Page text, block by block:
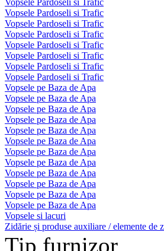
Vopsele Pardoseli si Trafic
Vopsele Pardoseli si Trafic
Vopsele Pardoseli si Trafic
Vopsele Pardoseli si Trafic
Vopsele Pardoseli si Trafic
Vopsele Pardoseli si Trafic
Vopsele Pardoseli si Trafic
Vopsele Pardoseli si Trafic
Vopsele pe Baza de Apa
Vopsele pe Baza de Apa
Vopsele pe Baza de Apa
Vopsele pe Baza de Apa
Vopsele pe Baza de Apa
Vopsele pe Baza de Apa
Vopsele pe Baza de Apa
Vopsele pe Baza de Apa
Vopsele pe Baza de Apa
Vopsele pe Baza de Apa
Vopsele pe Baza de Apa
Vopsele pe Baza de Apa
Vopsele si lacuri
Zidărie și produse auxiliare / elemente de
Tip furnizor